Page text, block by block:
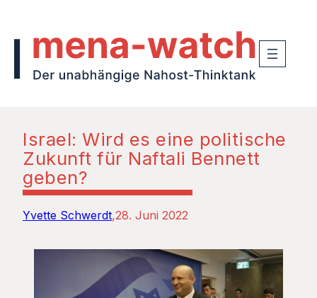
Israel: Wird es eine politische
Zukunft für Naftali Bennett
geben?
Yvette Schwerdt 28. Juni 2022